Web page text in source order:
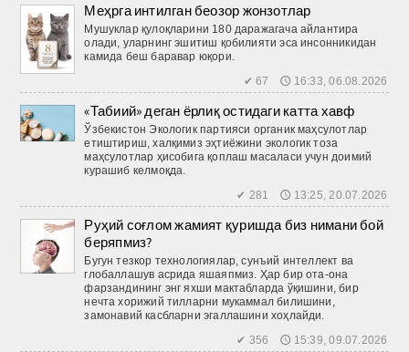
Меҳрга интилган беозор жонзотлар
Мушуклар қулоқларини 180 даражагача айлантира
олади, уларнинг эшитиш қобилияти эса инсонникидан
камида беш баравар юқори.
✔ 67 🕔 16:33, 06.08.2026
«Табиий» деган ёрлиқ остидаги катта хавф
Ўзбекистон Экологик партияси органик маҳсулотлар
етиштириш, халқимиз эҳтиёжини экологик тоза
маҳсулотлар ҳисобига қоплаш масаласи учун доимий
курашиб келмоқда.
✔ 281 🕔 13:25, 20.07.2026
Руҳий соғлом жамият қуришда биз нимани бой
беряпмиз?
Бугун тезкор технологиялар, сунъий интеллект ва
глобаллашув асрида яшаяпмиз. Ҳар бир ота-она
фарзандининг энг яхши мактабларда ўқишини, бир
нечта хорижий тилларни мукаммал билишини,
замонавий касбларни эгаллашини хоҳлайди.
✔ 356 🕔 15:39, 09.07.2026